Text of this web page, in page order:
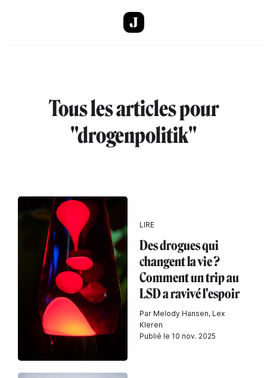
Tous les articles pour
"drogenpolitik"
LIRE
Des drogues qui
changent la vie ?
Comment un trip au
LSD a ravivé l'espoir
Par Melody Hansen, Lex
Kleren
Publié le 10 nov. 2025